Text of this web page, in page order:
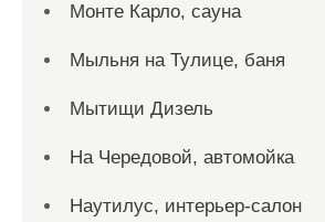
Монте Карло, сауна
Мыльня на Тулице, баня
Мытищи Дизель
На Чередовой, автомойка
Наутилус, интерьер-салон